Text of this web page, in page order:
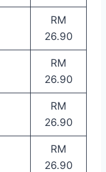
RM
26.90
RM
26.90
RM
26.90
RM
26.90